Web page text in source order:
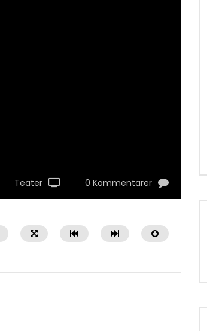
Teater 0 Kommentarer